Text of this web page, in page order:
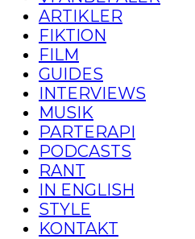
ARTIKLER
FIKTION
FILM
GUIDES
INTERVIEWS
MUSIK
PARTERAPI
PODCASTS
RANT
IN ENGLISH
STYLE
KONTAKT